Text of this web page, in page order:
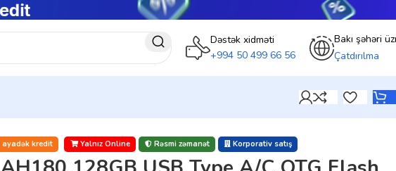
Dəstək xidməti
+994 50 499 66 56
Bakı şəhəri
Çatdırılma
kredit Yalnız Online Rəsmi zəmanət Korporativ satış